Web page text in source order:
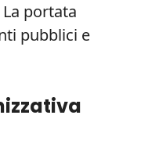
portata
pubblici e